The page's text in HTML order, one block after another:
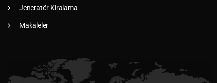
Jeneratör Kiralama
Makaleler